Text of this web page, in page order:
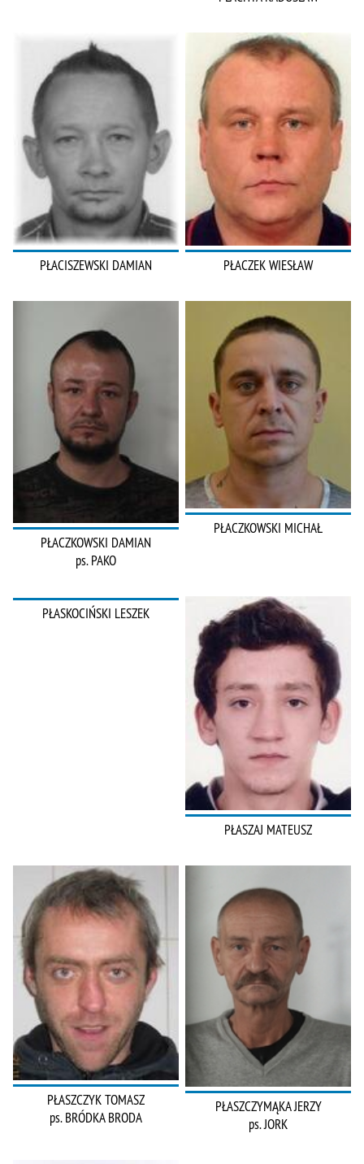
PŁACISZEWSKI DAMIAN PŁACZEK WIESŁAW
PŁACZKOWSKI DAMIAN
ps. PAKO
PŁACZKOWSKI MICHAŁ
PŁASKOCIŃSKI LESZEK
PŁASZAJ MATEUSZ
PŁASZCZYK TOMASZ
ps. BRÓDKA BRODA
PŁASZCZYMĄKA JERZY
ps. JORK